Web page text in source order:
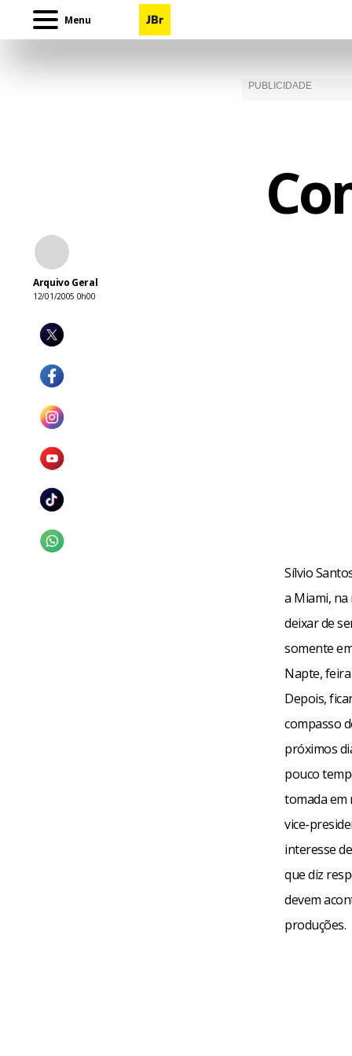
Menu
Arquivo Geral
12/01/2005 0h00
Sílvio
a Miami,
deixar de
somente
Napte,
Depois,
compasso
próximos
pouco
tomada em
vice-
interesse
que diz
devem
produções.